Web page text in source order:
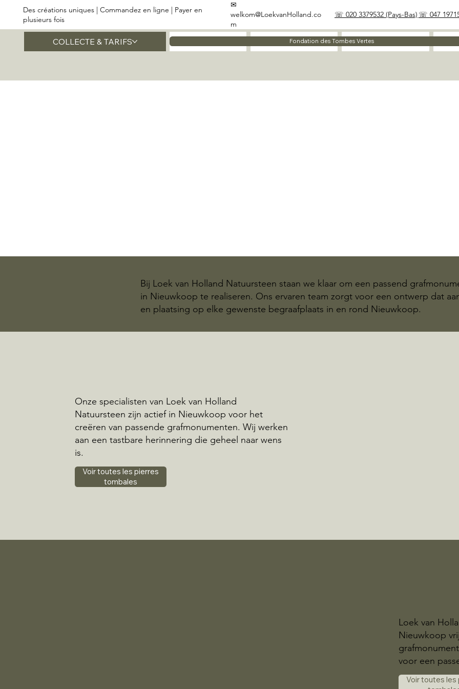
Des créations uniques | Commandez en ligne | Payer en
plusieurs fois
☏ 020 3379532 (Pays-Bas) ☏ 047
✉
welkom@LoekvanHolland.co
m
COLLECTE & TARIFS À propos Matériaux
Fondation des Tombes Vertes
Bij Loek van Holland Natuursteen staan we klaar om een passend
in Nieuwkoop te realiseren. Ons ervaren team zorgt voor een ontwerp dat
en plaatsing op elke gewenste begraafplaats in en rond Nieuwkoop.
Onze specialisten van Loek van Holland
Natuursteen zijn actief in Nieuwkoop voor het
creëren van passende grafmonumenten. Wij werken
aan een tastbare herinnering die geheel naar wens
is.
Voir toutes les pierres
tombales
Loek van
Nieuwkoop
voor een
Voir toutes les